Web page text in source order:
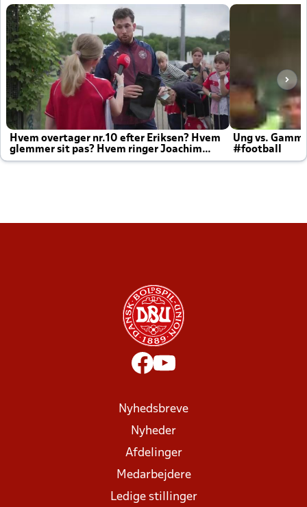
Hvem overtager nr.10 efter Eriksen? Hvem
glemmer sit pas? Hvem ringer Joachim
altid til efter kampe?
Ung vs.
#football
Nyhedsbreve
Nyheder
Afdelinger
Medarbejdere
Ledige stillinger